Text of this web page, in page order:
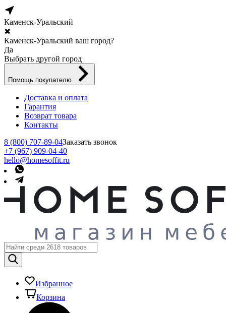
Каменск-Уральский
✖
Каменск-Уральский ваш город?
Да
Выбрать другой город
Помощь покупателю
Доставка и оплата
Гарантия
Возврат товара
Контакты
8 (800) 707-89-04Заказать звонок
+7 (967) 909-04-40
hello@homesoffit.ru
Избранное
Корзина